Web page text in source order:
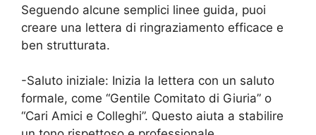
Seguendo alcune semplici linee guida, puoi
creare una lettera di ringraziamento efficace e
ben strutturata.
-Saluto iniziale: Inizia la lettera con un saluto
formale, come “Gentile Comitato di Giuria” o
“Cari Amici e Colleghi”. Questo aiuta a stabilire